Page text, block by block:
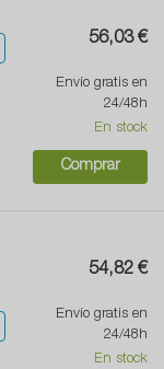
56,03 €
Envío gratis en
24/48h
En stock
Comprar
54,82 €
Envío gratis en
24/48h
En stock